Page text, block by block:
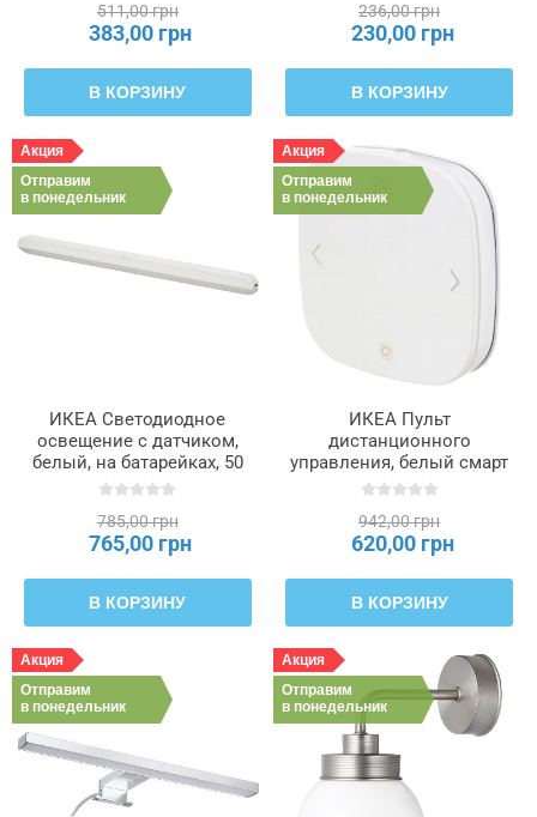
511,00 грн
383,00 грн
В КОРЗИНУ
236,00 грн
230,00 грн
В КОРЗИНУ
Акция
Отправим
в понедельник
ИКЕА Светодиодное
освещение с датчиком,
белый, на батарейках, 50
см KÖLVATTEN, 205.689.87
785,00 грн
765,00 грн
В КОРЗИНУ
Акция
Отправим
в понедельник
ИКЕА Пульт
дистанционного
управления, белый смарт
STYRBAR, 604.883.66
942,00 грн
620,00 грн
В КОРЗИНУ
Акция
Отправим
в понедельник
Акция
Отправим
в понедельник